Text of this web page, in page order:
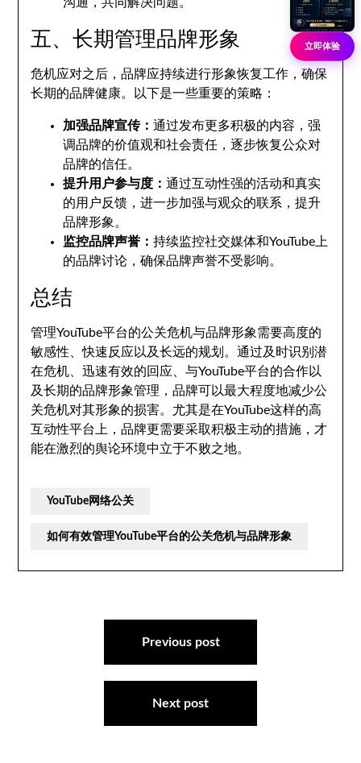
五、长期管理品牌形象
危机应对之后，品牌应持续进行形象恢复工作，确保
长期的品牌健康。以下是一些重要的策略：
加强品牌宣传：通过发布更多积极的内容，强
调品牌的价值观和社会责任，逐步恢复公众对
品牌的信任。
提升用户参与度：通过互动性强的活动和真实
的用户反馈，进一步加强与观众的联系，提升
品牌形象。
监控品牌声誉：持续监控社交媒体和YouTube上
的品牌讨论，确保品牌声誉不受影响。
总结
管理YouTube平台的公关危机与品牌形象需要高度的
敏感性、快速反应以及长远的规划。通过及时识别潜
在危机、迅速有效的回应、与YouTube平台的合作以
及长期的品牌形象管理，品牌可以最大程度地减少公
关危机对其形象的损害。尤其是在YouTube这样的高
互动性平台上，品牌更需要采取积极主动的措施，才
能在激烈的舆论环境中立于不败之地。
YouTube网络公关
如何有效管理YouTube平台的公关危机与品牌形象
Previous post
Next post
立即体验